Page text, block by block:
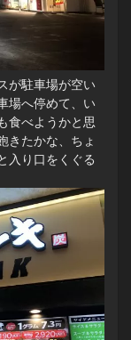
が駐車場が空い
場へ停めて、い
食べようかと思
きたかな、ちょ
入り口をくぐる